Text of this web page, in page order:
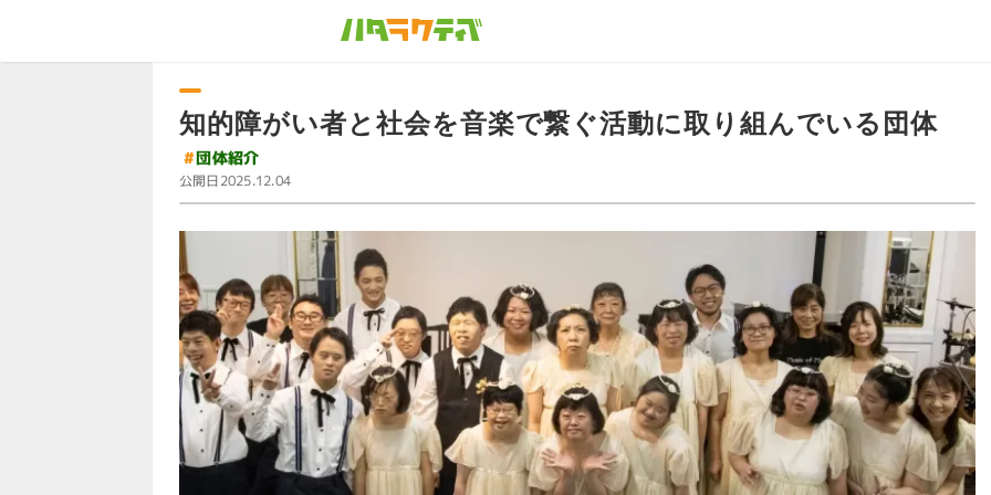
知的障がい者と社会を音楽で繋ぐ活動に取り組んでいる団体
#団体紹介
公開日2025.12.04